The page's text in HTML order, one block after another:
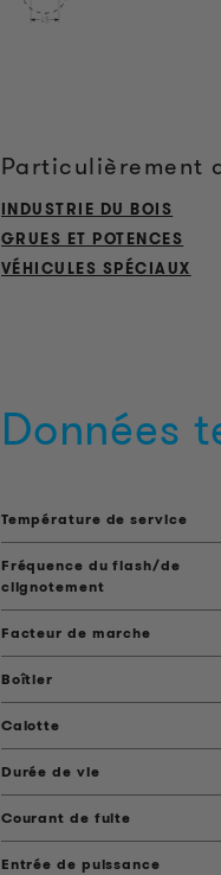
Particulièrement
INDUSTRIE DU BOIS
GRUES ET POTENCES
VÉHICULES SPÉCIAUX
Données
Température de service
Fréquence du flash/de
clignotement
Facteur de marche
Boîtier
Calotte
Durée de vie
Courant de fuite
Entrée de puissance